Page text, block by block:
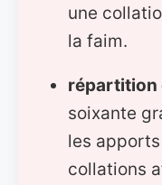
une
la faim.
répartition
soixante
les
collations